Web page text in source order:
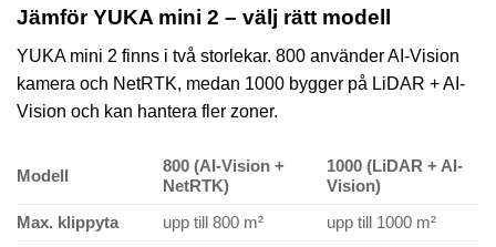
Jämför YUKA mini 2 – välj rätt modell
YUKA mini 2 finns i två storlekar. 800 använder AI-Vision
kamera och NetRTK, medan 1000 bygger på LiDAR + AI-
Vision och kan hantera fler zoner.
Modell
800 (AI-Vision +
NetRTK)
1000 (LiDAR + AI-
Vision)
Max. klippyta upp till 800 m² upp till 1000 m²